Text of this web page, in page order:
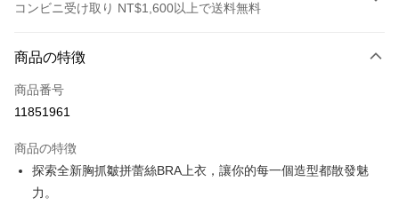
コンビニ受け取り NT$1,600以上で送料無料
クレジットカード1回払い
コンビニ店頭代金引換
Apple Pay
JKOPAY
商品の特徴
商品番号
11851961
商品の特徴
探索全新胸抓皺拼蕾絲BRA上衣，讓你的每一個造型都散發魅
力。